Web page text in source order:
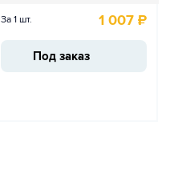
За 1 шт. 1 007 ₽
Под заказ